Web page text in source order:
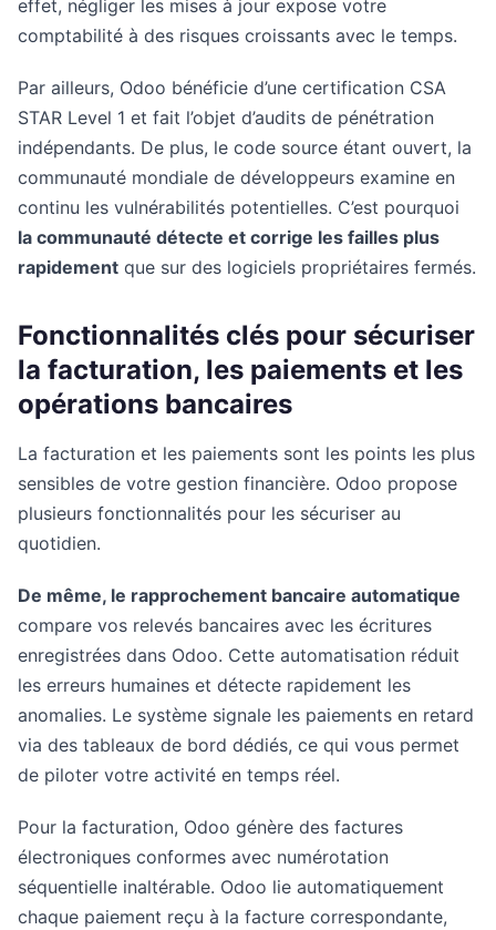
effet, négliger les mises à jour expose votre
comptabilité à des risques croissants avec le temps.
Par ailleurs, Odoo bénéficie d’une certification CSA
STAR Level 1 et fait l’objet d’audits de pénétration
indépendants. De plus, le code source étant ouvert, la
communauté mondiale de développeurs examine en
continu les vulnérabilités potentielles. C’est pourquoi
la communauté détecte et corrige les failles plus
rapidement que sur des logiciels propriétaires fermés.
Fonctionnalités clés pour sécuriser
la facturation, les paiements et les
opérations bancaires
La facturation et les paiements sont les points les plus
sensibles de votre gestion financière. Odoo propose
plusieurs fonctionnalités pour les sécuriser au
quotidien.
De même, le rapprochement bancaire automatique
compare vos relevés bancaires avec les écritures
enregistrées dans Odoo. Cette automatisation réduit
les erreurs humaines et détecte rapidement les
anomalies. Le système signale les paiements en retard
via des tableaux de bord dédiés, ce qui vous permet
de piloter votre activité en temps réel.
Pour la facturation, Odoo génère des factures
électroniques conformes avec numérotation
séquentielle inaltérable. Odoo lie automatiquement
chaque paiement reçu à la facture correspondante,